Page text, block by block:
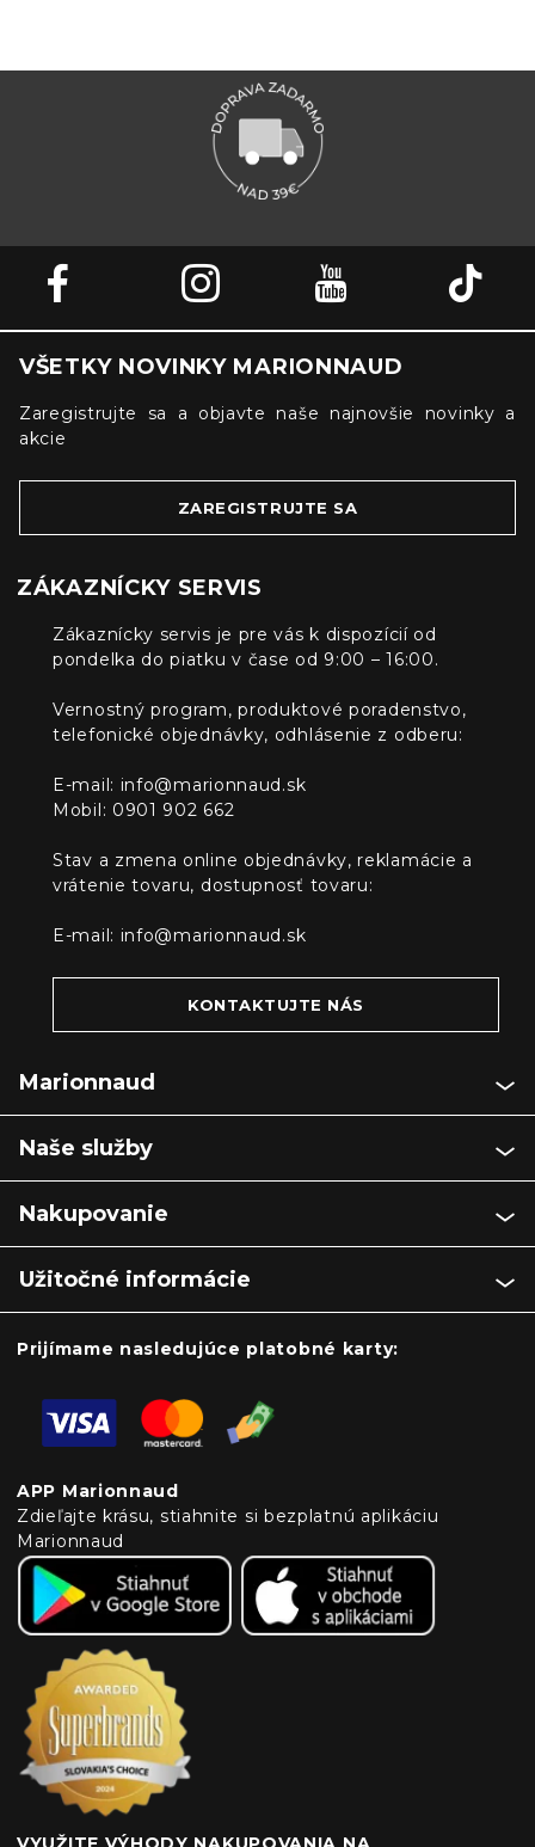
VŠETKY NOVINKY MARIONNAUD
Zaregistrujte sa a objavte naše najnovšie novinky a
akcie
ZAREGISTRUJTE SA
ZÁKAZNÍCKY SERVIS
Zákaznícky servis je pre vás k dispozícií od
pondelka do piatku v čase od 9:00 – 16:00.
Vernostný program, produktové poradenstvo,
telefonické objednávky, odhlásenie z odberu:
E-mail: info@marionnaud.sk
Mobil: 0901 902 662
Stav a zmena online objednávky, reklamácie a
vrátenie tovaru, dostupnosť tovaru:
E-mail: info@marionnaud.sk
KONTAKTUJTE NÁS
Marionnaud
Naše služby
Nakupovanie
Užitočné informácie
Prijímame nasledujúce platobné karty:
APP Marionnaud
Zdieľajte krásu, stiahnite si bezplatnú aplikáciu
Marionnaud